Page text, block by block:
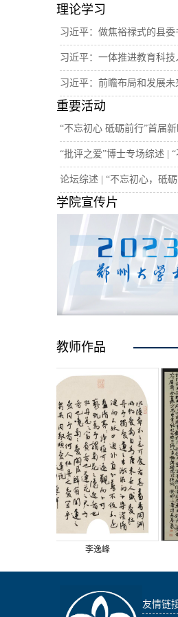
理论学习
习近平：做焦裕禄式的县委
习近平：一体推进教育科技
习近平：前瞻布局和发展未
重要活动
“不忘初心 砥砺前行”首届
“批评之爱”博士专场综述 |
论坛综述 | “不忘初心，砥
学院宣传片
教师作品
李逸峰
友情链